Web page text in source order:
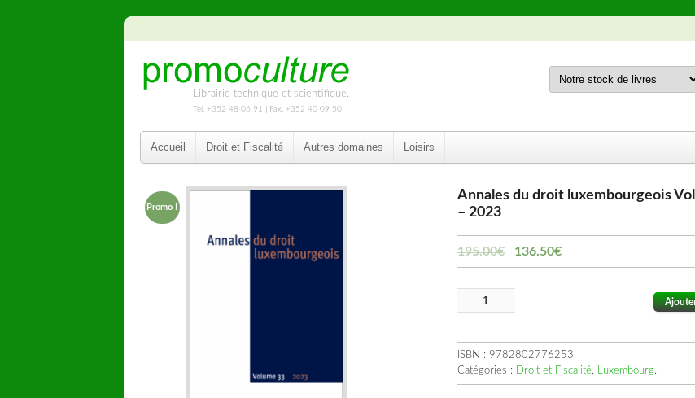
Librairie technique et scientifique.
Tel. +352 48 06 91 | Fax. +352 40 09 50
Accueil Droit et Fiscalité Autres domaines Loisirs
Promo !
Annales du droit luxembourgeois
– 2023
195.00€ 136.50€
ISBN : 9782802776253.
Catégories : Droit et Fiscalité, Luxembourg.